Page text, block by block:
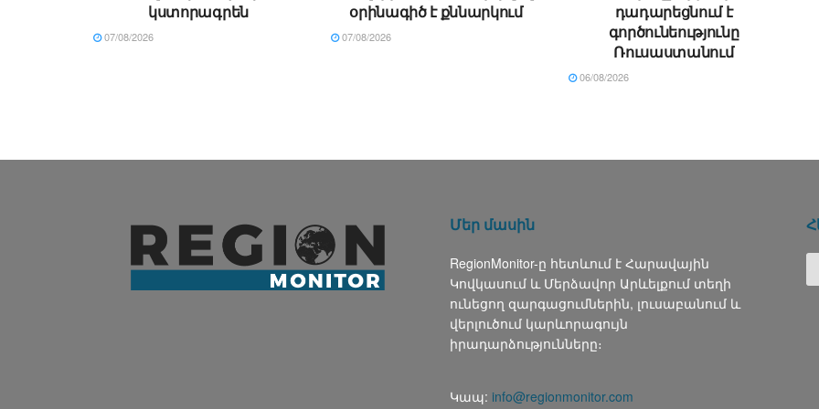
կստորագրեն
07/08/2026
օրինագիծ է քննարկում
07/08/2026
դադարեցնում է
գործունեությունը
Ռուսաստանում
06/08/2026
Մեր մասին
RegionMonitor-ը հետևում է Հարավային
Կովկասում և Մերձավոր Արևելքում տեղի
ունեցող զարգացումներին, լուսաբանում և
վերլուծում կարևորագույն
իրադարձությունները։
Կապ: info@regionmonitor.com